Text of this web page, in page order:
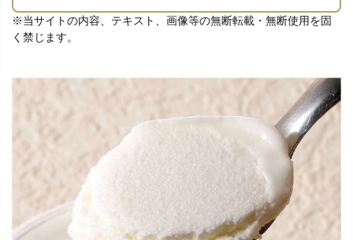
※当サイトの内容、テキスト、画像等の無断転載・無断使用を固
く禁じます。